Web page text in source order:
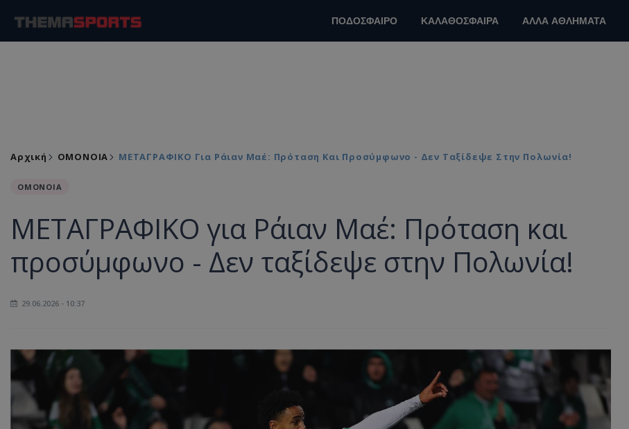
ΠΟΔΟΣΦΑΙΡΟ ΚΑΛΑΘΟΣΦΑΙΡΑ ΑΛΛΑ ΑΘΛΗΜΑΤΑ
Αρχική ΟΜΟΝΟΙΑ ΜΕΤΑΓΡΑΦΙΚΟ Για Ράιαν Μαέ: Πρόταση Και Προσύμφωνο - Δεν Ταξίδεψε Στην Πολωνία!
ΟΜΟΝΟΙΑ
ΜΕΤΑΓΡΑΦΙΚΟ για Ράιαν Μαέ: Πρόταση και
προσύμφωνο - Δεν ταξίδεψε στην Πολωνία!
29.06.2026 - 10:37